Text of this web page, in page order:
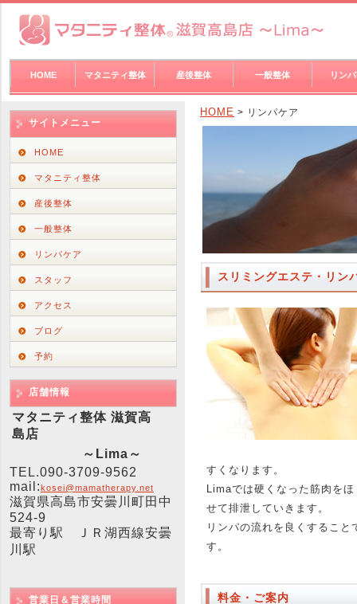
HOME マタニティ整体 産後整体 一般整体 リン
HOME > リンパケア
スリミングエステ・リン
すくなります。
Limaでは硬くなった筋肉を
せて排泄していきます。
リンパの流れを良くするこ
す。
料金・ご案内
サイトメニュー
HOME
マタニティ整体
産後整体
一般整体
リンパケア
スタッフ
アクセス
ブログ
予約
店舗情報
マタニティ整体 滋賀高
島店
～Lima～
TEL.090-3709-9562
mail:kosei@mamatherapy.net
滋賀県高島市安曇川町田中
524-9
最寄り駅 ＪＲ湖西線安曇
川駅
営業日＆営業時間